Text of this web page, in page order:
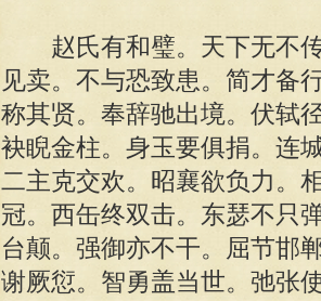
赵氏有和璧。天下无不传
见卖。不与恐致患。简才备
称其贤。奉辞驰出境。伏轼
袂睨金柱。身玉要俱捐。连
二主克交欢。昭襄欲负力。
冠。西缶终双击。东瑟不只
台颠。强御亦不干。屈节邯
谢厥愆。智勇盖当世。弛张